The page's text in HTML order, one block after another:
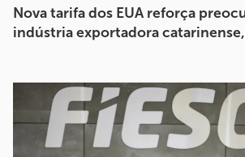
Nova tarifa dos EUA reforça
indústria exportadora catarinense,